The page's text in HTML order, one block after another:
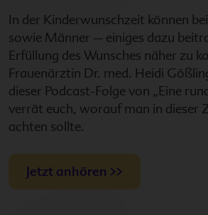
In der Kinderwunschzeit können
sowie Männer – einiges dazu
Erfüllung des Wunsches näher zu
Frauenärztin Dr. med. Heidi
dieser Podcast-Folge von „Eine
verrät euch, worauf man in dieser
achten sollte.
Jetzt anhören >>